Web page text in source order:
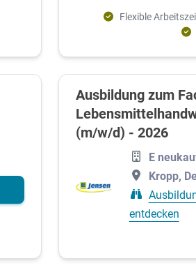
Flexible
Ausbildung zum
(m/w/d) - 2026
E
Kropp,
entdecken